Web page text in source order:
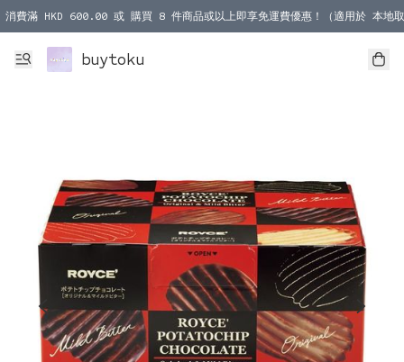
消費滿 HKD 600.00 或 購買 8 件商品或以上即享免運費優惠！（適用於 本地
消費滿 HKD 1000.00 或 購買 100 件商品或以上即享免運費優惠！（適用於
buytoku